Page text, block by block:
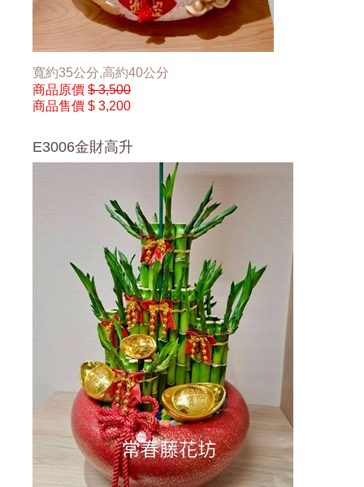
寬約35公分,高約40公分
商品原價 $ 3,500
商品售價 $ 3,200
E3006金財高升